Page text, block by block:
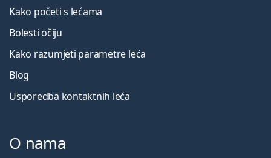
Kako početi s lećama
Bolesti očiju
Kako razumjeti parametre leća
Blog
Usporedba kontaktnih leća
O nama